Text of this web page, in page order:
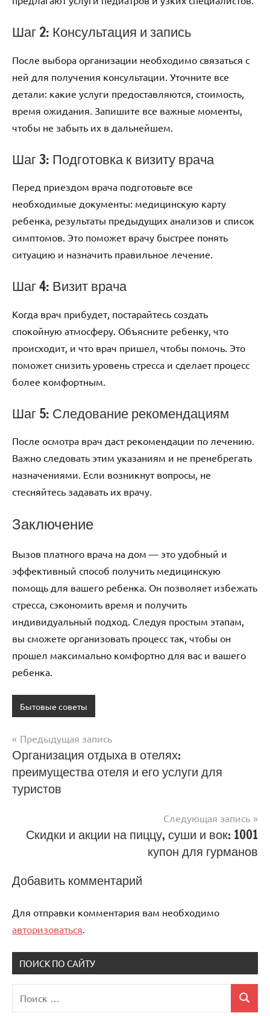
Шаг 2: Консультация и запись
После выбора организации необходимо связаться с
ней для получения консультации. Уточните все
детали: какие услуги предоставляются, стоимость,
время ожидания. Запишите все важные моменты,
чтобы не забыть их в дальнейшем.
Шаг 3: Подготовка к визиту врача
Перед приездом врача подготовьте все
необходимые документы: медицинскую карту
ребенка, результаты предыдущих анализов и список
симптомов. Это поможет врачу быстрее понять
ситуацию и назначить правильное лечение.
Шаг 4: Визит врача
Когда врач прибудет, постарайтесь создать
спокойную атмосферу. Объясните ребенку, что
происходит, и что врач пришел, чтобы помочь. Это
поможет снизить уровень стресса и сделает процесс
более комфортным.
Шаг 5: Следование рекомендациям
После осмотра врач даст рекомендации по лечению.
Важно следовать этим указаниям и не пренебрегать
назначениями. Если возникнут вопросы, не
стесняйтесь задавать их врачу.
Заключение
Вызов платного врача на дом — это удобный и
эффективный способ получить медицинскую
помощь для вашего ребенка. Он позволяет избежать
стресса, сэкономить время и получить
индивидуальный подход. Следуя простым этапам,
вы сможете организовать процесс так, чтобы он
прошел максимально комфортно для вас и вашего
ребенка.
Бытовые советы
Навигация
по
записям
Предыдущая запись
Организация отдыха в отелях:
преимущества отеля и его услуги для
туристов
Следующая запись
Скидки и акции на пиццу, суши и вок: 1001
купон для гурманов
Добавить комментарий
Для отправки комментария вам необходимо
авторизоваться
ПОИСК ПО САЙТУ
для:
Поиск